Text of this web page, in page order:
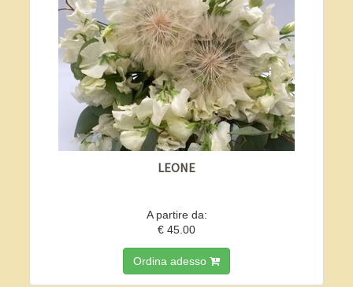
LEONE
A partire da:
€ 45.00
Ordina adesso